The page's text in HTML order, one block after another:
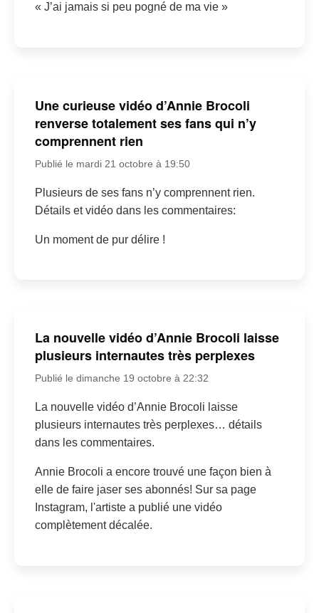
« J’ai jamais si peu pogné de ma vie »
Une curieuse vidéo d’Annie Brocoli
renverse totalement ses fans qui n’y
comprennent rien
Publié le mardi 21 octobre à 19:50
Plusieurs de ses fans n’y comprennent rien.
Détails et vidéo dans les commentaires:
Un moment de pur délire !
La nouvelle vidéo d’Annie Brocoli laisse
plusieurs internautes très perplexes
Publié le dimanche 19 octobre à 22:32
La nouvelle vidéo d’Annie Brocoli laisse
plusieurs internautes très perplexes… détails
dans les commentaires.
Annie Brocoli a encore trouvé une façon bien à
elle de faire jaser ses abonnés! Sur sa page
Instagram, l'artiste a publié une vidéo
complètement décalée.